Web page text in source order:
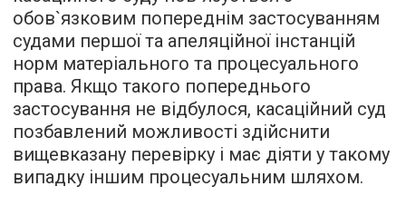
обов`язковим попереднім застосуванням
судами першої та апеляційної інстанцій
норм матеріального та процесуального
права. Якщо такого попереднього
застосування не відбулося, касаційний суд
позбавлений можливості здійснити
вищевказану перевірку і має діяти у такому
випадку іншим процесуальним шляхом.